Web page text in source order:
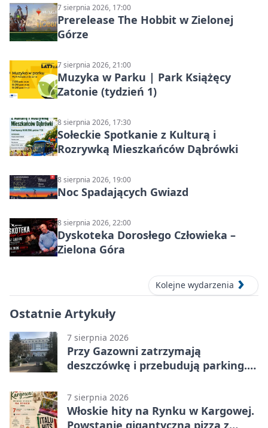
7 sierpnia 2026, 17:00
Prerelease The Hobbit w Zielonej
Górze
7 sierpnia 2026, 21:00
Muzyka w Parku | Park Książęcy
Zatonie (tydzień 1)
8 sierpnia 2026, 17:30
Sołeckie Spotkanie z Kulturą i
Rozrywką Mieszkańców Dąbrówki
8 sierpnia 2026, 19:00
Noc Spadających Gwiazd
8 sierpnia 2026, 22:00
Dyskoteka Dorosłego Człowieka –
Zielona Góra
Kolejne wydarzenia
Ostatnie Artykuły
7 sierpnia 2026
Przy Gazowni zatrzymają
deszczówkę i przebudują parking.
7 sierpnia 2026
Włoskie hity na Rynku w Kargowej.
Powstanie gigantyczna pizza z